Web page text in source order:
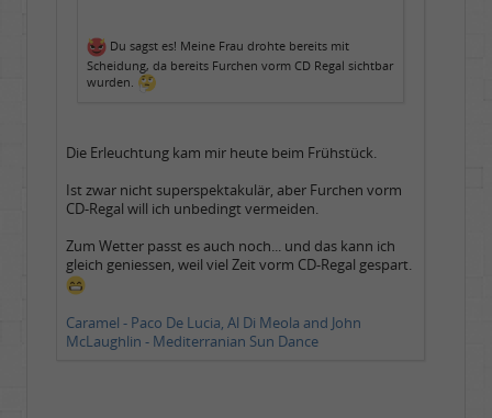
Du sagst es! Meine Frau drohte bereits mit
Scheidung, da bereits Furchen vorm CD Regal sichtbar
wurden.
Die Erleuchtung kam mir heute beim Frühstück.
Ist zwar nicht superspektakulär, aber Furchen vorm
CD-Regal will ich unbedingt vermeiden.
Zum Wetter passt es auch noch... und das kann ich
gleich geniessen, weil viel Zeit vorm CD-Regal gespart.
Caramel - Paco De Lucia, Al Di Meola and John
McLaughlin - Mediterranian Sun Dance